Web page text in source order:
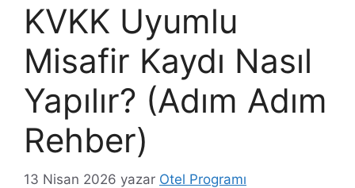
KVKK Uyumlu
Misafir Kaydı Nasıl
Yapılır? (Adım Adım
Rehber)
13 Nisan 2026 yazar Otel Programı